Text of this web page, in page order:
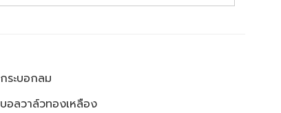
กระบอกลม
บอลวาล์วทองเหลือง